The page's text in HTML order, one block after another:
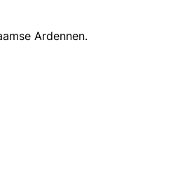
Ardennen.